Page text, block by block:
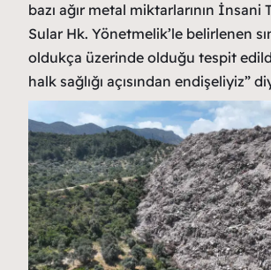
bazı ağır metal miktarlarının İnsani
Sular Hk. Yönetmelik’le belirlenen
oldukça üzerinde olduğu tespit
halk sağlığı açısından endişeliyiz”